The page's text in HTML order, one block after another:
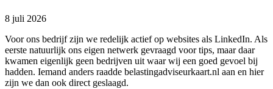
8 juli 2026
Voor ons bedrijf zijn we redelijk actief op websites als LinkedIn. Als
eerste natuurlijk ons eigen netwerk gevraagd voor tips, maar daar
kwamen eigenlijk geen bedrijven uit waar wij een goed gevoel bij
hadden. Iemand anders raadde belastingadviseurkaart.nl aan en hier
zijn we dan ook direct geslaagd.